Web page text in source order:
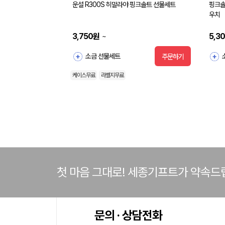
운설 R300S 히말라야 핑크솔트 선물세트
3,750원 ~
소금 선물세트 주문하기
케이스무료 라벨지무료
핑크
우치
첫 마음 그대로! 세종기프트가 약속드
문의 · 상담전화